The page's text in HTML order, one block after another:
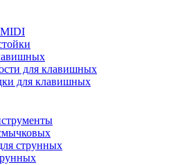
для клавишных
для клавишных
струнных